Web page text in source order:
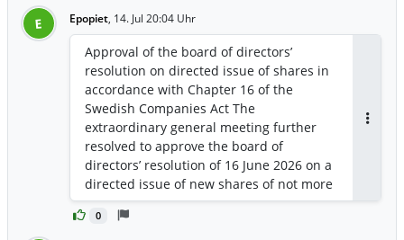
vertiefen“, sagte Jörgen Olsson, CEO von
Gruvaktiebolaget Viscaria. „Die
Vereinbarung verschafft uns Zugang zu
moderner Ausrüstung, digitalen
Lösungen und einer eigenen
Serviceorganisation, die uns bei der
Erschließung der Viscaria-Mine im
Vorfeld der Produktionsaufnahme
unterstützen wird.“ „Erfolgreiche
Bergbauprojekte basieren auf starken
Partnerschaften, lange bevor die erste
570 Email: jorgen.olsson@viscaria.com
E Epopiet, 14. Jul 20:04 Uhr
0
Approval of the board of directors’
resolution on directed issue of shares in
accordance with Chapter 16 of the
Swedish Companies Act The
extraordinary general meeting further
resolved to approve the board of
directors’ resolution of 16 June 2026 on a
directed issue of new shares of not more
than 1,450,000 shares, entailing an
increase of the share capital of not more